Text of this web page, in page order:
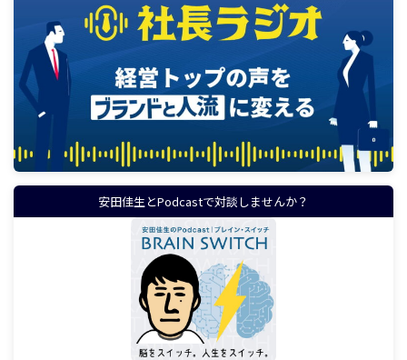
安田佳生とPodcastで対談しませんか？